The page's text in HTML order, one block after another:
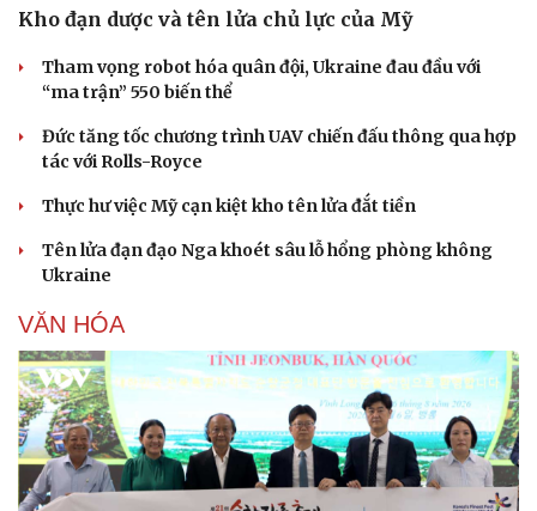
Kho đạn dược và tên lửa chủ lực của Mỹ
Tham vọng robot hóa quân đội, Ukraine đau đầu với
“ma trận” 550 biến thể
Đức tăng tốc chương trình UAV chiến đấu thông qua hợp
tác với Rolls-Royce
Thực hư việc Mỹ cạn kiệt kho tên lửa đắt tiền
Tên lửa đạn đạo Nga khoét sâu lỗ hổng phòng không
Ukraine
VĂN HÓA